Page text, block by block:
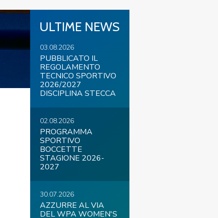
COVID-19
Link Federazione Trasparente
ULTIME NEWS
03.08.2026
PUBBLICATO IL
REGOLAMENTO
TECNICO SPORTIVO
2026/2027
DISCIPLINA STECCA
02.08.2026
PROGRAMMA
SPORTIVO
BOCCETTE
STAGIONE 2026-
2027
30.07.2026
AZZURRE AL VIA
DEL WPA WOMEN'S